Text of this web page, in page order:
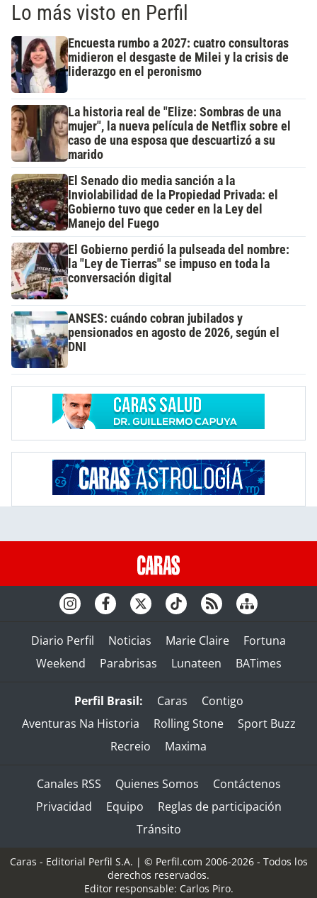
Lo más visto en Perfil
Encuesta rumbo a 2027: cuatro consultoras
midieron el desgaste de Milei y la crisis de
liderazgo en el peronismo
La historia real de "Elize: Sombras de una
mujer", la nueva película de Netflix sobre el
caso de una esposa que descuartizó a su
marido
El Senado dio media sanción a la
Inviolabilidad de la Propiedad Privada: el
Gobierno tuvo que ceder en la Ley del
Manejo del Fuego
El Gobierno perdió la pulseada del nombre:
la "Ley de Tierras" se impuso en toda la
conversación digital
ANSES: cuándo cobran jubilados y
pensionados en agosto de 2026, según el
DNI
Diario Perfil Noticias Marie Claire
Fortuna
Weekend
Parabrisas Lunateen BATimes
Perfil Brasil: Caras
Contigo
Aventuras Na Historia
Rolling Stone
Sport Buzz
Recreio
Maxima
Canales RSS Quienes Somos
Contáctenos
Privacidad
Equipo
Reglas de participación
Tránsito
Caras - Editorial Perfil S.A. | © Perfil.com 2006-2026 - Todos los
derechos reservados.
Editor responsable: Carlos Piro.